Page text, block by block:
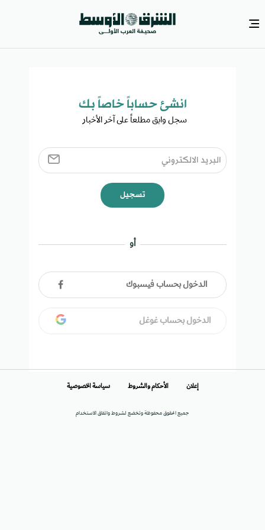
انشئ حساباً خاصاً بك​
سجل وابق مطلعاً على آخر الأخبار ​
تسجيل
أو
الدخول بحساب فيسبوك
الدخول بحساب غوغل
جميع الحقوق محفوظة وتخضع لشروط واتفاق الاستخدام
إعلان الأحكام والشروط سياسة الخصوصية